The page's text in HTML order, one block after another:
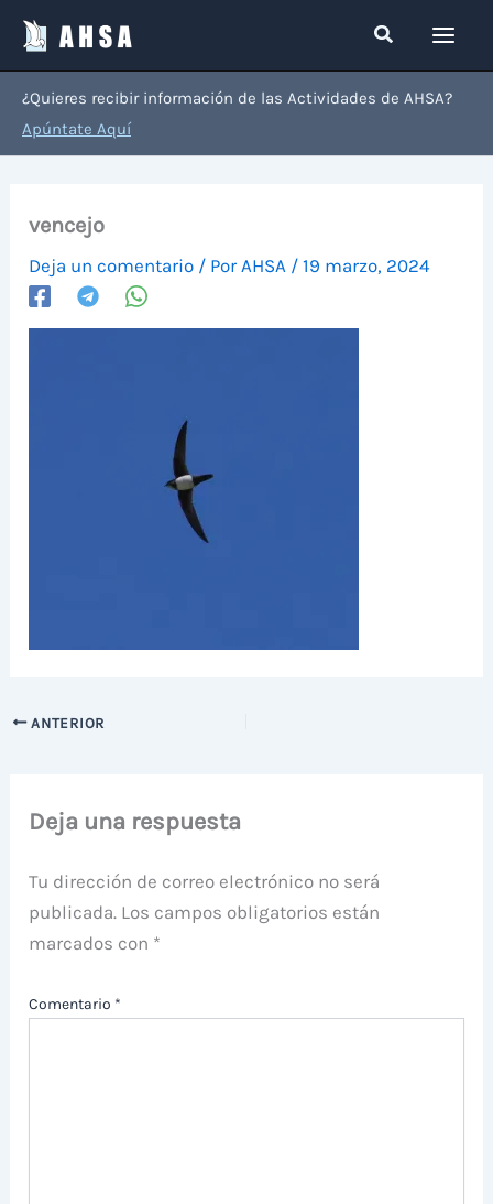
contenido
Buscar
¿Quieres recibir información de las Actividades de AHSA?
Apúntate Aquí
vencejo
Deja un comentario / Por AHSA /19 marzo, 2024
ANTERIOR
Deja una respuesta
Tu dirección de correo electrónico no será
publicada. Los campos obligatorios están
marcados con *
Comentario *